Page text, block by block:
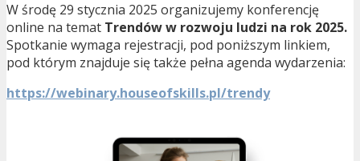
W środę 29 stycznia 2025 organizujemy konferencję
online na temat Trendów w rozwoju ludzi na rok 2025.
Spotkanie wymaga rejestracji, pod poniższym linkiem,
pod którym znajduje się także pełna agenda wydarzenia:
https://webinary.houseofskills.pl/trendy